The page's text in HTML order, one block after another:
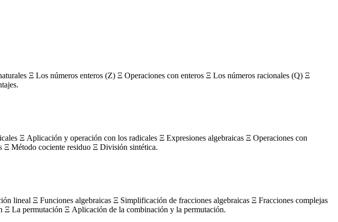
Ξ Los números enteros (Z) Ξ Operaciones con enteros Ξ Los números racionales (Q) Ξ
Ξ Aplicación y operación con los radicales Ξ Expresiones algebraicas Ξ Operaciones con
Método cociente residuo Ξ División sintética.
Ξ Funciones algebraicas Ξ Simplificación de fracciones algebraicas Ξ Fracciones complejas
Ξ La permutación Ξ Aplicación de la combinación y la permutación.